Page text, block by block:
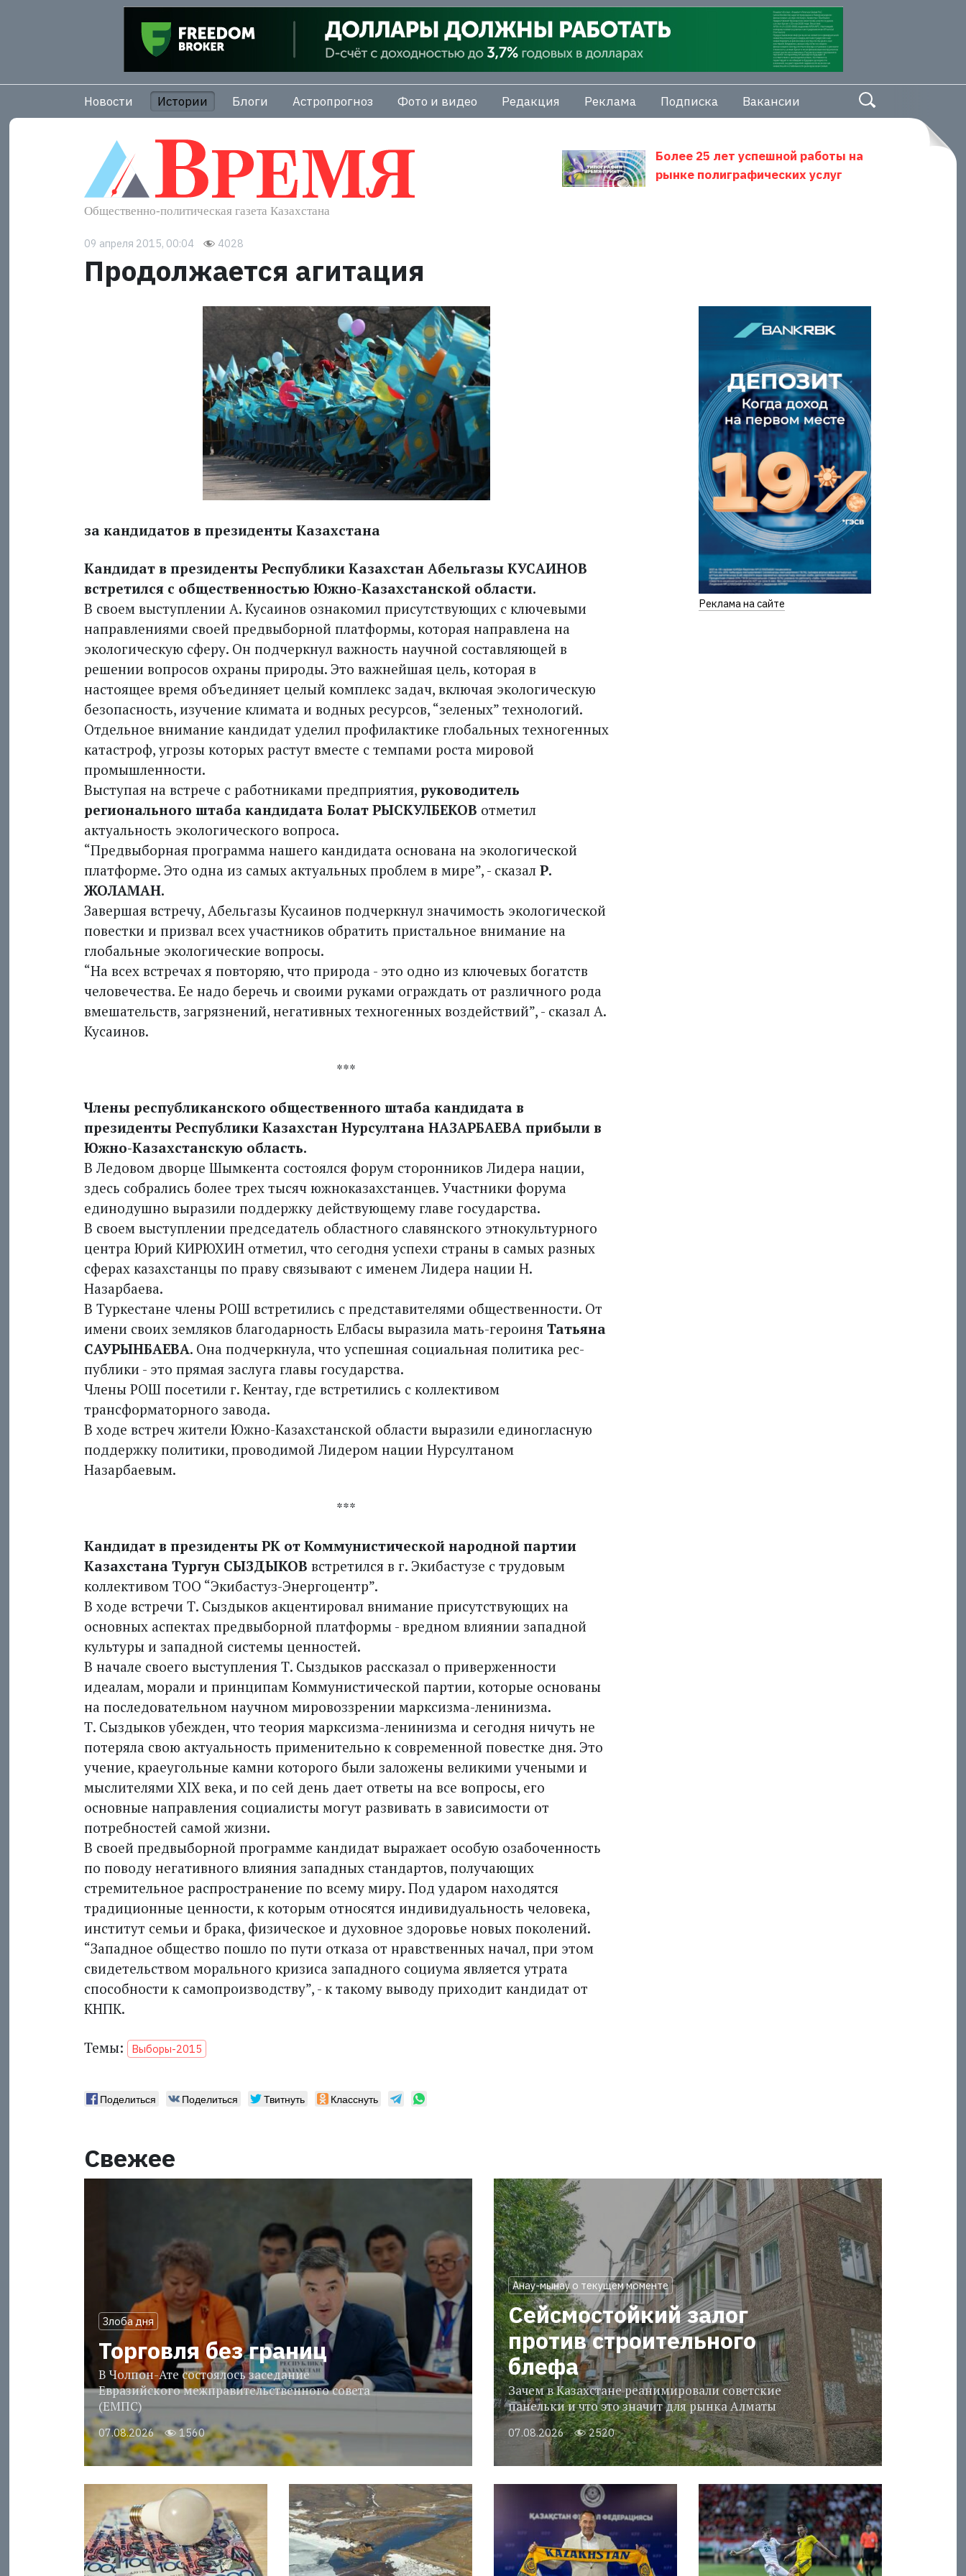
Новости Истории Блоги Астропрогноз Фото и видео Редакция Реклама Подписка Вакансии
Более 25 лет успешной работы на
рынке полиграфических услуг
09 апреля 2015, 00:04 4028
Продолжается агитация
за кандидатов в президенты Казахстана
Кандидат в президенты Республики Казах­стан Абельгазы КУСАИНОВ
встретился с общественностью Южно-Казахстанской области.
В своем выступлении А. Кусаинов ознакомил присутствующих с ключевыми
направлениями своей предвыборной платформы, которая направлена на
экологическую сферу. Он подчеркнул важность научной составляющей в
решении вопросов охраны природы. Это важнейшая цель, которая в
настоящее время объединяет целый комплекс задач, включая экологическую
безопасность, изучение климата и водных ресурсов, “зеленых” технологий.
Отдельное внимание кандидат уделил профилактике глобальных техногенных
катастроф, угрозы которых растут вместе с темпами роста мировой
промышленности.
Выступая на встрече с работниками предприятия, руководитель
регионального штаба кандидата Болат РЫСКУЛБЕКОВ отметил
актуальность экологического вопроса.
“Предвыборная программа нашего кандидата основана на экологической
платформе. Это одна из самых актуальных проблем в мире”, - сказал Р.
ЖОЛАМАН.
Завершая встречу, Абельгазы Кусаинов подчеркнул значимость экологической
повестки и призвал всех участников обратить пристальное внимание на
глобальные экологические вопросы.
“На всех встречах я повторяю, что природа - это одно из ключевых богатств
человечества. Ее надо беречь и своими руками ограждать от различного рода
вмешательств, загрязнений, негативных техногенных воздействий”, - сказал А.
Кусаинов.
***
Члены республиканского общественного штаба кандидата в
президенты Республики Казахстан Нурсултана НАЗАРБАЕВА прибыли в
Южно-Казахстанскую область.
В Ледовом дворце Шымкента состоялся форум сторонников Лидера нации,
здесь собрались более трех тысяч южноказахстанцев. Участники форума
единодушно выразили поддержку действующему главе государства.
В своем выступлении председатель областного славянского этнокультурного
центра Юрий КИРЮХИН отметил, что сегодня успехи страны в самых разных
сферах казахстанцы по праву связывают с именем Лидера нации Н.
Назарбаева.
В Туркестане члены РОШ встретились с представителями общественности. От
имени своих земляков благодарность Елбасы выразила мать-героиня Татьяна
САУРЫНБАЕВА. Она подчеркнула, что успешная социальная политика рес­
публики - это прямая заслуга главы государства.
Члены РОШ посетили г. Кентау, где встретились с коллективом
трансформаторного завода.
В ходе встреч жители Южно-Казахстанской области выразили единогласную
поддержку политики, проводимой Лидером нации Нурсултаном
Назарбаевым.
***
Кандидат в президенты РК от Коммунистической народной партии
Казахстана Тургун СЫЗДЫКОВ встретился в г. Экибастузе с трудовым
коллективом ТОО “Экибастуз-Энергоцентр”.
В ходе встречи Т. Сыздыков акцентировал внимание присутствующих на
основных аспектах предвыборной платформы - вредном влиянии западной
культуры и западной системы ценностей.
В начале своего выступления Т. Сыздыков рассказал о приверженности
идеалам, морали и принципам Коммунистической партии, которые основаны
на последовательном научном мировоззрении марксизма-ленинизма.
Т. Сыздыков убежден, что теория марксизма-ленинизма и сегодня ничуть не
потеряла свою актуальность применительно к современной повестке дня. Это
учение, краеугольные камни которого были заложены великими учеными и
мыслителями XIX века, и по сей день дает ответы на все вопросы, его
основные направления социалисты могут развивать в зависимости от
потребностей самой жизни.
В своей предвыборной программе кандидат выражает особую озабоченность
по поводу негативного влияния западных стандартов, получающих
стремительное распространение по всему миру. Под ударом находятся
традиционные ценности, к которым относятся индивидуальность человека,
институт семьи и брака, физическое и духовное здоровье новых поколений.
“Западное общество пошло по пути отказа от нравственных начал, при этом
свидетельством морального кризиса западного социума является утрата
способности к самопроизводству”, - к такому выводу приходит кандидат от
КНПК.
Темы: Выборы-2015
Поделиться Поделиться Твитнуть Класснуть
Реклама на сайте
Свежее
Злоба дня
Торговля без границ
В Чолпон-Ате состоялось заседание
Евразийского межправительственного совета
(ЕМПС)
07.08.2026 1560
Анау-мынау о текущем моменте
Сейсмостойкий залог
против строительного
блефа
Зачем в Казахстане реанимировали советские
панельки и что это значит для рынка Алматы
07.08.2026 2520